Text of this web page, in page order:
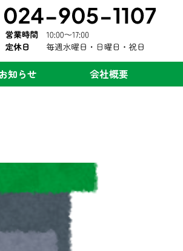
お知らせ 会社概要